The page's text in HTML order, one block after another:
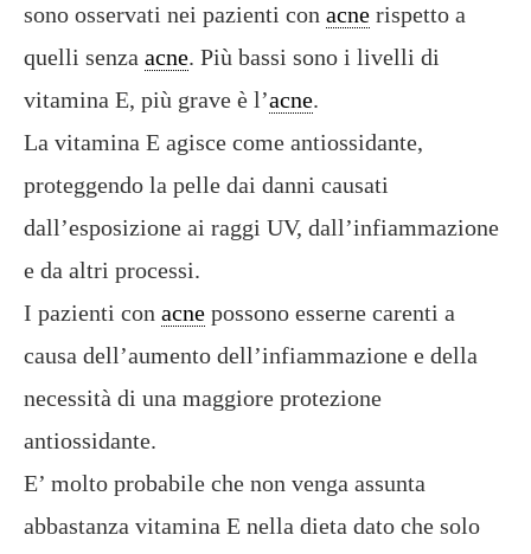
sono osservati nei pazienti con acne rispetto a
quelli senza acne. Più bassi sono i livelli di
vitamina E, più grave è l’acne.
La vitamina E agisce come antiossidante,
proteggendo la pelle dai danni causati
dall’esposizione ai raggi UV, dall’infiammazione
e da altri processi.
I pazienti con acne possono esserne carenti a
causa dell’aumento dell’infiammazione e della
necessità di una maggiore protezione
antiossidante.
E’ molto probabile che non venga assunta
abbastanza vitamina E nella dieta dato che solo